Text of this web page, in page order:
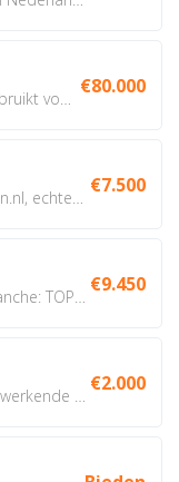
€80.000
€7.500
€9.450
€2.000